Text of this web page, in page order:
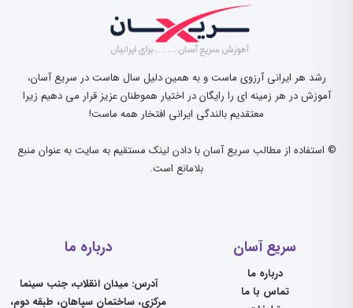
رشد هر ایرانی آرزوی ماست و به همین دلیل سال هاست در سریع آسان،
آموزش در هر زمینه ای را رایگان در اختیار هموطنان عزیز قرار می دهیم زیرا
معتقدیم بالندگی ایرانی افتخار همه ماست!
© استفاده از مطالب سریع آسان با دادن لینک مستقیم به سایت به عنوان منبع
بلامانع است.
سریع آسان
درباره ما
تماس با ما
درباره ما
آدرس: میدان انقلاب، جنب سینما
مرکزی، ساختمان سپاهان، طبقه دوم،